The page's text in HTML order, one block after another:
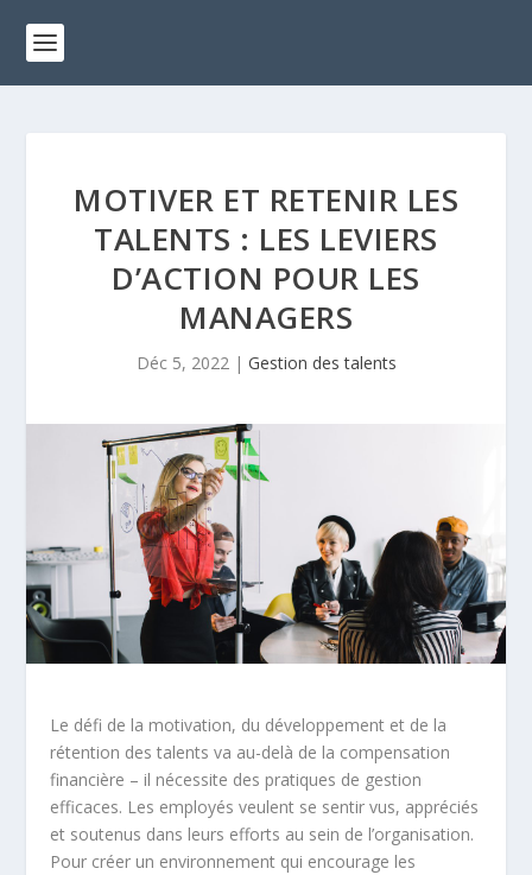
MOTIVER ET RETENIR LES
TALENTS : LES LEVIERS
D’ACTION POUR LES
MANAGERS
Déc 5, 2022| Gestion des talents
Le défi de la motivation, du développement et de la
rétention des talents va au-delà de la compensation
financière – il nécessite des pratiques de gestion
efficaces. Les employés veulent se sentir vus, appréciés
et soutenus dans leurs efforts au sein de l’organisation.
Pour créer un environnement qui encourage les